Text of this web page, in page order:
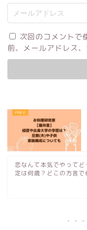
次回のコメントで
前、メールアドレス、
恋なんて本気でやって
定は何歳？どこの方言で